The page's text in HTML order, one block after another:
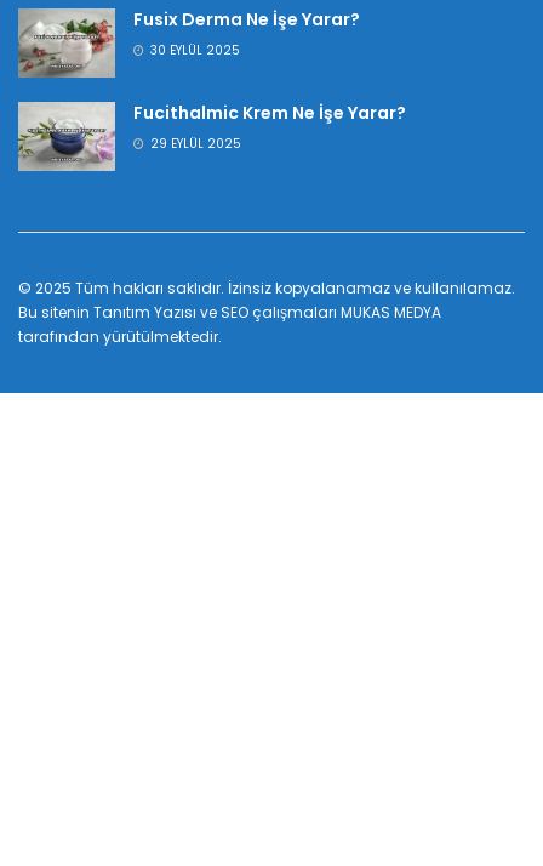
Fusix Derma Ne İşe Yarar?
30 EYLÜL 2025
Fucithalmic Krem Ne İşe Yarar?
29 EYLÜL 2025
© 2025 Tüm hakları saklıdır. İzinsiz kopyalanamaz ve kullanılamaz.
Bu sitenin Tanıtım Yazısı ve SEO çalışmaları MUKAS MEDYA
tarafından yürütülmektedir.